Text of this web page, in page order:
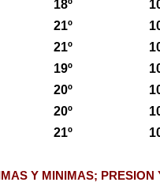
18º
21º
21º
19º
20º
20º
21º
Y MINIMAS; PRESION